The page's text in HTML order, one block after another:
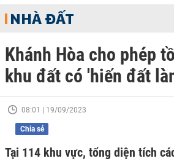
NHÀ ĐẤT
Khánh Hòa cho phép
khu đất có 'hiến đất
08:01 | 19/09/2023
Chia sẻ
Tại 114 khu vực, tổng diện tích